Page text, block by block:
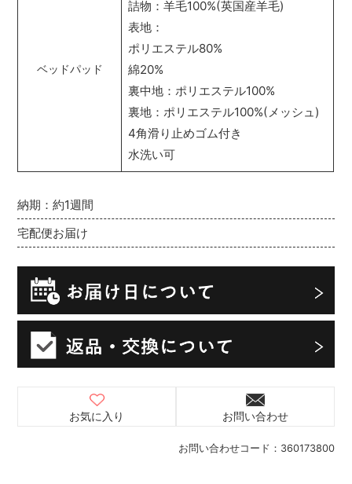
お問い合わせコード： 360173800
納期：約1週間
宅配便お届け
お気に入り お問い合わせ
ベッドパッド
詰物：羊毛100%(英国産羊毛)
表地：
ポリエステル80%
綿20%
裏中地：ポリエステル100%
裏地：ポリエステル100%(メッシュ)
4角滑り止めゴム付き
水洗い可